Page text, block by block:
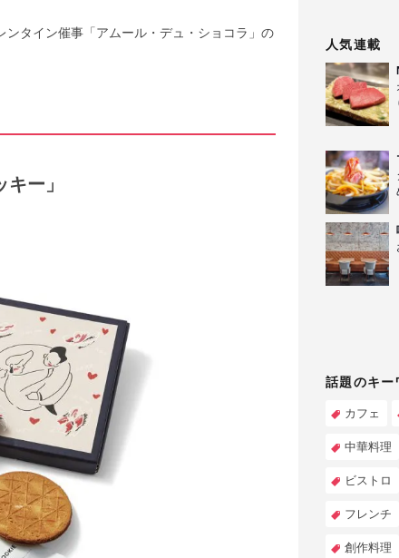
タイン催事「アムール・デュ・ショコラ」の
ー」
人気連載
話題のキー
カフェ
中華料理
ビストロ
フレンチ
創作料理